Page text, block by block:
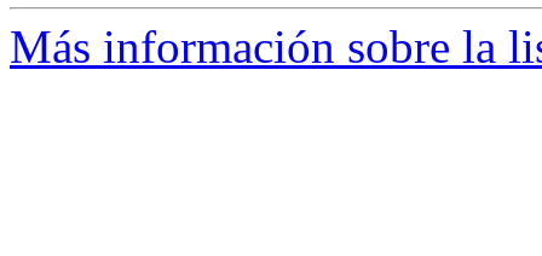
Más información sobre la